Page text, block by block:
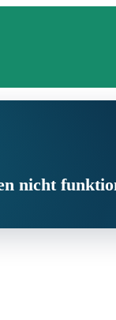
nicht